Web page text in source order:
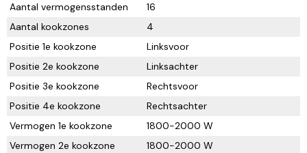
Aantal vermogensstanden
16
Aantal kookzones
4
Positie 1e kookzone
Linksvoor
Positie 2e kookzone
Linksachter
Positie 3e kookzone
Rechtsvoor
Positie 4e kookzone
Rechtsachter
Vermogen 1e kookzone
1800-2000 W
Vermogen 2e kookzone
1800-2000 W